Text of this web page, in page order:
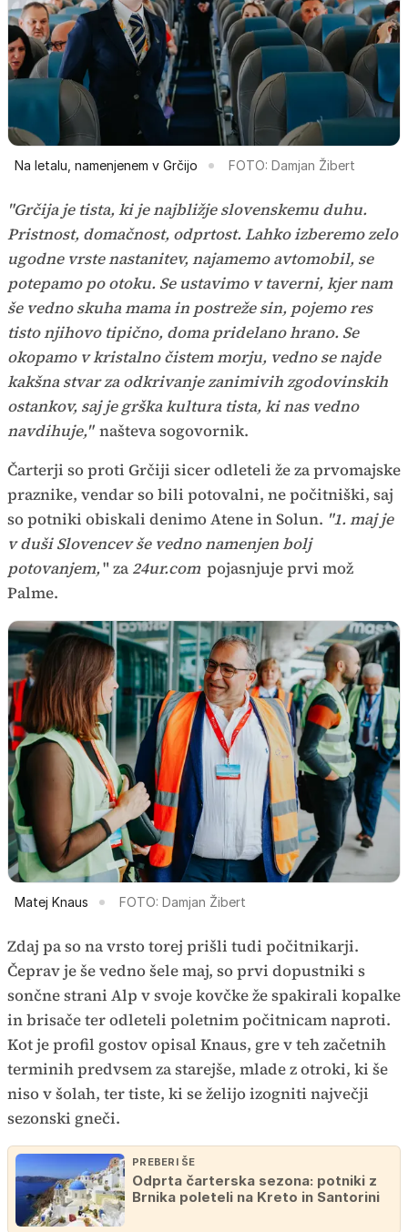
Na letalu, namenjenem v Grčijo FOTO: Damjan Žibert
"Grčija je tista, ki je najbližje slovenskemu duhu.
Pristnost, domačnost, odprtost. Lahko izberemo zelo
ugodne vrste nastanitev, najamemo avtomobil, se
potepamo po otoku. Se ustavimo v taverni, kjer nam
še vedno skuha mama in postreže sin, pojemo res
tisto njihovo tipično, doma pridelano hrano. Se
okopamo v kristalno čistem morju, vedno se najde
kakšna stvar za odkrivanje zanimivih zgodovinskih
ostankov, saj je grška kultura tista, ki nas vedno
navdihuje," našteva sogovornik.
Čarterji so proti Grčiji sicer odleteli že za prvomajske
praznike, vendar so bili potovalni, ne počitniški, saj
so potniki obiskali denimo Atene in Solun. "1. maj je
v duši Slovencev še vedno namenjen bolj
potovanjem," za 24ur.com pojasnjuje prvi mož
Palme.
Matej Knaus FOTO: Damjan Žibert
Zdaj pa so na vrsto torej prišli tudi počitnikarji.
Čeprav je še vedno šele maj, so prvi dopustniki s
sončne strani Alp v svoje kovčke že spakirali kopalke
in brisače ter odleteli poletnim počitnicam naproti.
Kot je profil gostov opisal Knaus, gre v teh začetnih
terminih predvsem za starejše, mlade z otroki, ki še
niso v šolah, ter tiste, ki se želijo izogniti največji
sezonski gneči.
PREBERI ŠE
Odprta čarterska sezona: potniki z
Brnika poleteli na Kreto in Santorini